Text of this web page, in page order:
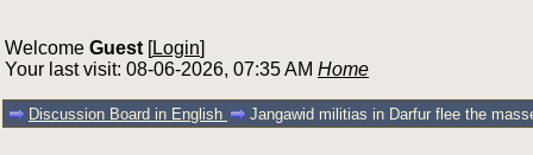
Welcome Guest [Login]
Your last visit: 08-06-2026, 07:35 AM Home
Discussion Board in English Jangawid militias in Darfur flee the